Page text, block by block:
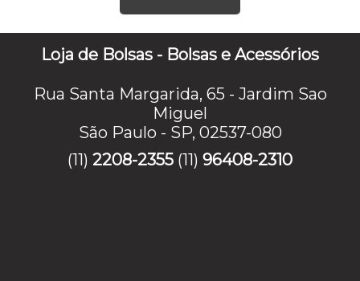
Loja de Bolsas - Bolsas e Acessórios
Rua Santa Margarida, 65 - Jardim Sao
Miguel
São Paulo - SP, 02537-080
(11) 2208-2355 (11) 96408-2310